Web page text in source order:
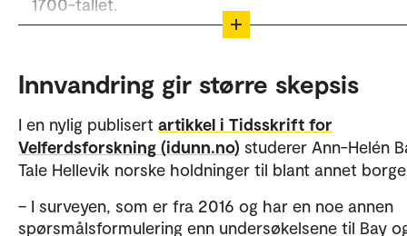
1700-tallet.
En rendyrket borgerlønn skal være tilstrekkelig til
for motytelse i form av arbeid og aktivitet.
borgerlønn i ulike land, men foreløpig har ingen
europeiske land innført en slik stønad.
Innvandring gir større skepsis
I en nylig publisert artikkel i Tidsskrift for
Velferdsforskning (idunn.no) studerer Ann-Helén
Tale Hellevik norske holdninger til blant annet
– I surveyen, som er fra 2016 og har en noe annen
spørsmålsformulering enn undersøkelsene til Bay